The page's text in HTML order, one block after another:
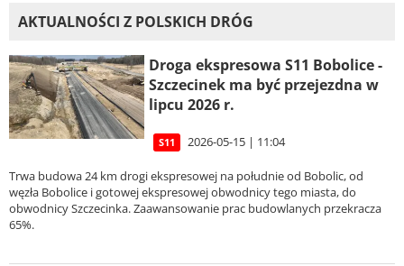
AKTUALNOŚCI Z POLSKICH DRÓG
Droga ekspresowa S11 Bobolice -
Szczecinek ma być przejezdna w
lipcu 2026 r.
S11 2026-05-15 | 11:04
Trwa budowa 24 km drogi ekspresowej na południe od Bobolic, od
węzła Bobolice i gotowej ekspresowej obwodnicy tego miasta, do
obwodnicy Szczecinka. Zaawansowanie prac budowlanych przekracza
65%.